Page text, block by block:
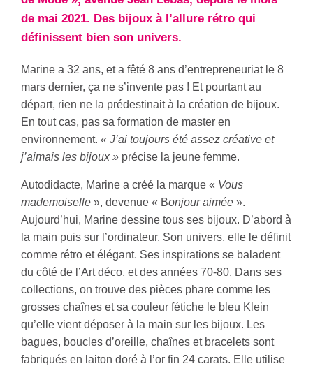
de mai 2021. Des bijoux à l’allure rétro qui
définissent bien son univers.
Marine a 32 ans, et a fêté 8 ans d’entrepreneuriat le 8
mars dernier, ça ne s’invente pas ! Et pourtant au
départ, rien ne la prédestinait à la création de bijoux.
En tout cas, pas sa formation de master en
environnement. « J’ai toujours été assez créative et
j’aimais les bijoux » précise la jeune femme.
Autodidacte, Marine a créé la marque « Vous
mademoiselle », devenue « Bonjour aimée ».
Aujourd’hui, Marine dessine tous ses bijoux. D’abord à
la main puis sur l’ordinateur. Son univers, elle le définit
comme rétro et élégant. Ses inspirations se baladent
du côté de l’Art déco, et des années 70-80. Dans ses
collections, on trouve des pièces phare comme les
grosses chaînes et sa couleur fétiche le bleu Klein
qu’elle vient déposer à la main sur les bijoux. Les
bagues, boucles d’oreille, chaînes et bracelets sont
fabriqués en laiton doré à l’or fin 24 carats. Elle utilise